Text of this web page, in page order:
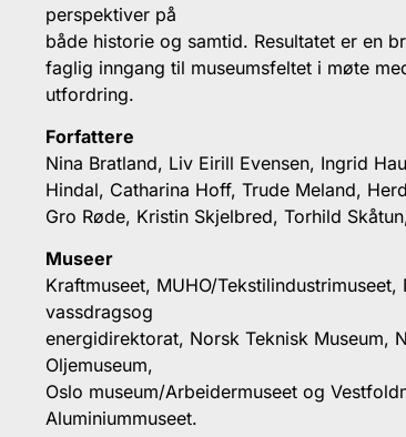
perspektiver på
både historie og samtid. Resultatet er en
faglig inngang til museumsfeltet i møte
utfordring.
Forfattere
Nina Bratland, Liv Eirill Evensen, Ingrid
Hindal, Catharina Hoff, Trude Meland,
Gro Røde, Kristin Skjelbred, Torhild
Museer
Kraftmuseet, MUHO/Tekstilindustrimuseet,
vassdragsog
energidirektorat, Norsk Teknisk Museum,
Oljemuseum,
Oslo museum/Arbeidermuseet og
Aluminiummuseet.